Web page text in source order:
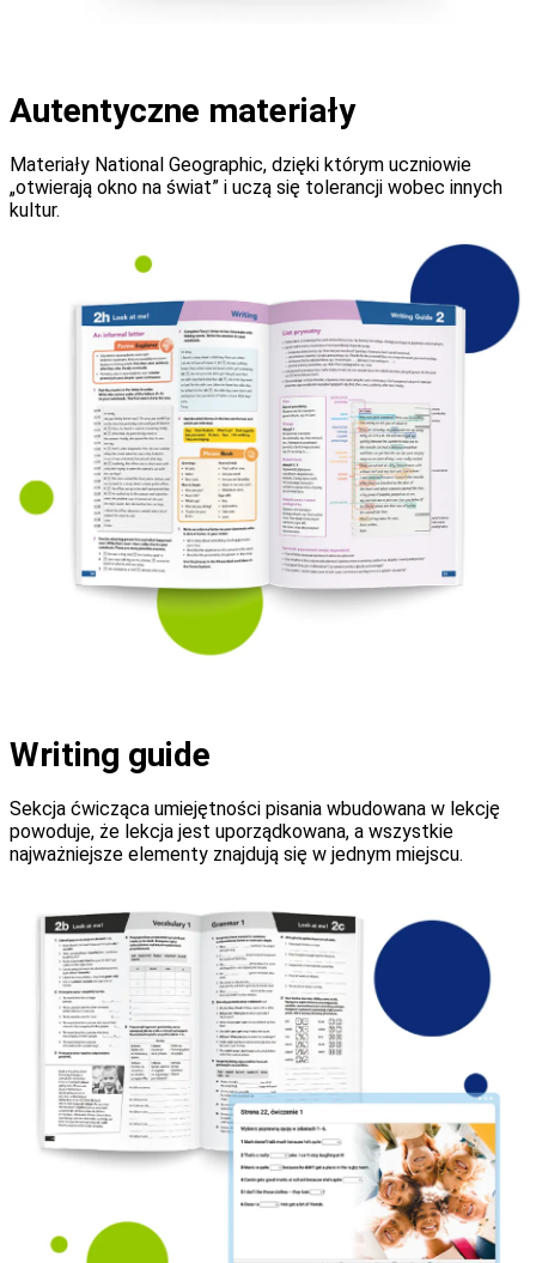
Autentyczne materiały
Materiały National Geographic, dzięki którym uczniowie
„otwierają okno na świat” i uczą się tolerancji wobec innych
kultur.
Writing guide
Sekcja ćwicząca umiejętności pisania wbudowana w lekcję
powoduje, że lekcja jest uporządkowana, a wszystkie
najważniejsze elementy znajdują się w jednym miejscu.